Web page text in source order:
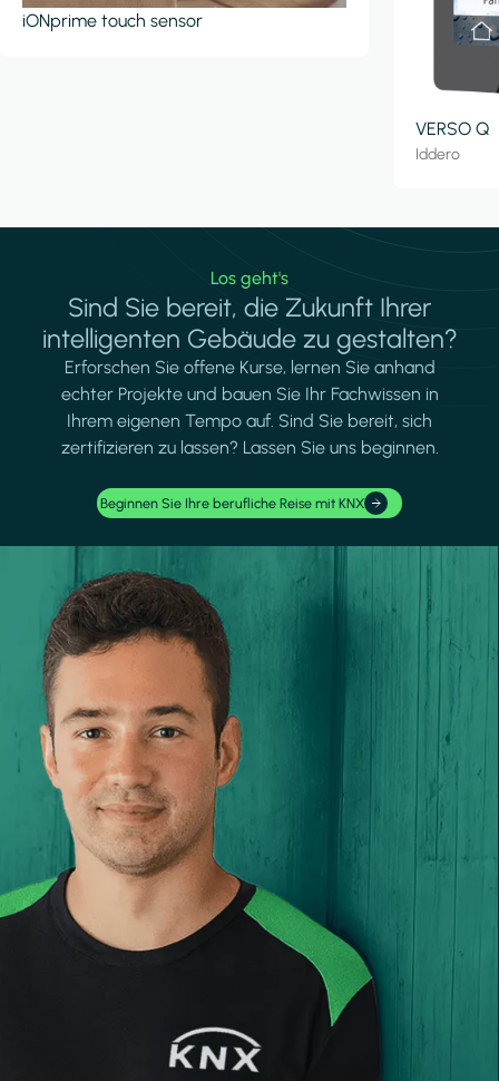
iONprime touch sensor
VERSO Q
Iddero
Los geht's
Sind Sie bereit, die Zukunft Ihrer
intelligenten Gebäude zu gestalten?
Erforschen Sie offene Kurse, lernen Sie anhand
echter Projekte und bauen Sie Ihr Fachwissen in
Ihrem eigenen Tempo auf. Sind Sie bereit, sich
zertifizieren zu lassen? Lassen Sie uns beginnen.
Beginnen Sie Ihre berufliche Reise mit KNX